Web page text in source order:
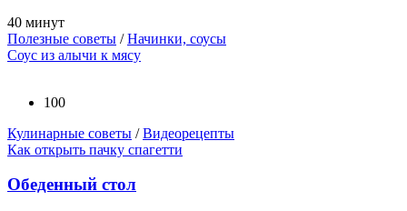
40 минут
Полезные советы /Начинки, соусы
Соус из алычи к мясу
100
Кулинарные советы /Видеорецепты
Как открыть пачку спагетти
Обеденный стол